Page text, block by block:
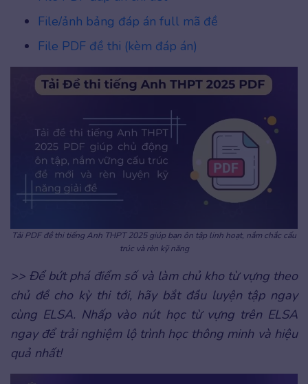
File/ảnh bảng đáp án full mã đề
File PDF đề thi (kèm đáp án)
Tải PDF đề thi tiếng Anh THPT 2025 giúp bạn ôn tập linh hoạt, nắm chắc cấu
trúc và rèn kỹ năng
>> Để bứt phá điểm số và làm chủ kho từ vựng theo
chủ đề cho kỳ thi tới, hãy bắt đầu luyện tập ngay
cùng ELSA. Nhấp vào nút học từ vựng trên ELSA
ngay để trải nghiệm lộ trình học thông minh và hiệu
quả nhất!